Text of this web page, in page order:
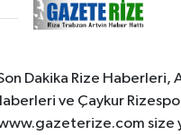
Dakika Rize Haberleri,
ve Çaykur
size